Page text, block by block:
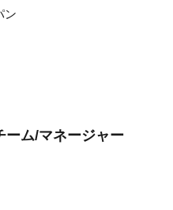
ン
ーム/マネージャー